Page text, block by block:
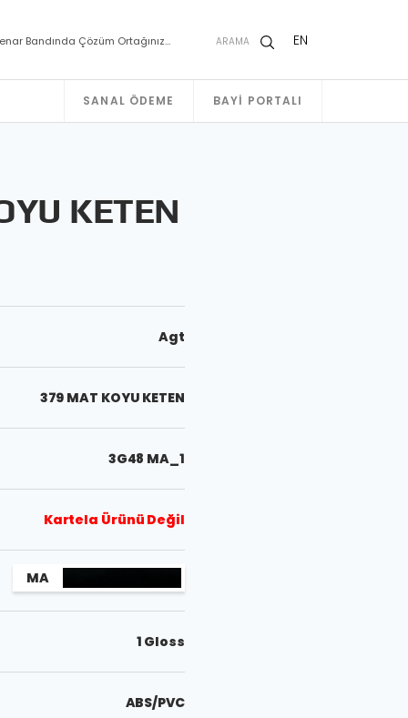
Bandında Çözüm Ortağınız… ARAMA EN
SANAL ÖDEME BAYI PORTALI
KETEN
Agt
379 MAT KOYU KETEN
3G48 MA_1
Kartela Ürünü Değil
MA
1 Gloss
ABS/PVC